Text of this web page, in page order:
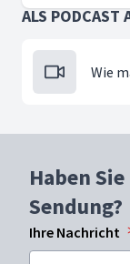
ALS PODCAST
Wie
Haben
Sendung?
Ihre Nachricht